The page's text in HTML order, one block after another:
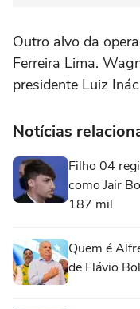
Outro alvo da
Ferreira Lima.
presidente Luiz
Notícias
Filho 04
como Jair
187 mil
Quem é
de Flávio